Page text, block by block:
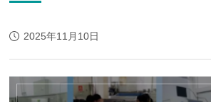
2025年11月10日